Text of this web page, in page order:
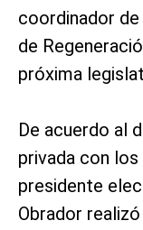
coordinador
de
próxima
De acuerdo al
privada con
presidente
Obrador